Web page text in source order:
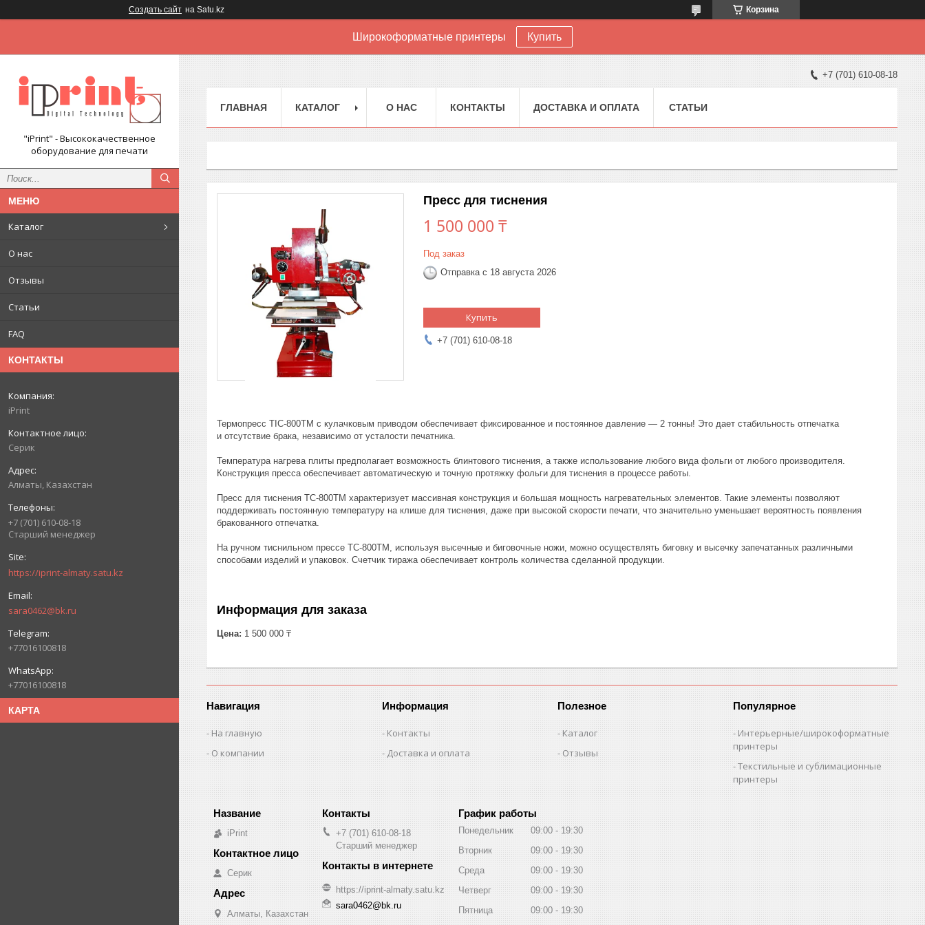
Создать сайт на Satu.kz Корзина
Широкоформатные принтеры Купить
"iPrint" - Высококачественное
оборудование для печати
Каталог
О нас
Отзывы
Статьи
FAQ
КОНТАКТЫ
iPrint
Серик
Алматы, Казахстан
+7 (701) 610-08-18
Старший менеджер
https://iprint-almaty.satu.kz
sara0462@bk.ru
+77016100818
+77016100818
КАРТА
+7 (701) 610-08-18
ГЛАВНАЯ КАТАЛОГ О НАС КОНТАКТЫ ДОСТАВКА И ОПЛАТА СТАТЬИ
Пресс для тиснения
1 500 000 ₸
Под заказ
Отправка с 18 августа 2026
Купить
+7 (701) 610-08-18
Термопресс TIC-800TM с кулачковым приводом обеспечивает фиксированное и постоянное давление — 2 тонны! Это дает стабильность отпечатка
и отсутствие брака, независимо от усталости печатника.
Температура нагрева плиты предполагает возможность блинтового тиснения, а также использование любого вида фольги от любого производителя.
Конструкция пресса обеспечивает автоматическую и точную протяжку фольги для тиснения в процессе работы.
Пресс для тиснения TC-800TM характеризует массивная конструкция и большая мощность нагревательных элементов. Такие элементы позволяют
поддерживать постоянную температуру на клише для тиснения, даже при высокой скорости печати, что значительно уменьшает вероятность появления
бракованного отпечатка.
На ручном тиснильном прессе TC-800TM, используя высечные и биговочные ножи, можно осуществлять биговку и высечку запечатанных различными
способами изделий и упаковок. Счетчик тиража обеспечивает контроль количества сделанной продукции.
Информация для заказа
Цена: 1 500 000 ₸
Навигация
На главную
О компании
Информация
Контакты
Доставка и оплата
Полезное
Каталог
Отзывы
Популярное
Интерьерные/широкоформатные
принтеры
Текстильные и сублимационные
принтеры
iPrint
Серик
Алматы, Казахстан
+7 (701) 610-08-18
Старший менеджер
https://iprint-almaty.satu.kz
sara0462@bk.ru
График работы
Понедельник 09:00
19:30
Вторник
09:00
19:30
Среда
09:00
19:30
Четверг
09:00
19:30
Пятница
09:00
19:30